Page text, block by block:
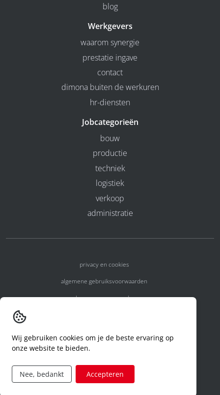
blog
Werkgevers
waarom synergie
prestatie ingave
contact
dimona buiten de werkuren
hr-diensten
Jobcategorieën
bouw
productie
techniek
logistiek
verkoop
administratie
privacy en cookies
algemene gebruiksvoorwaarden
algemene voorwaarden
code of conduct
aanvraag rechten ivm privacy
Wij gebruiken cookies om je de beste ervaring op
onze website te bieden.
Nee, bedankt Accepteren